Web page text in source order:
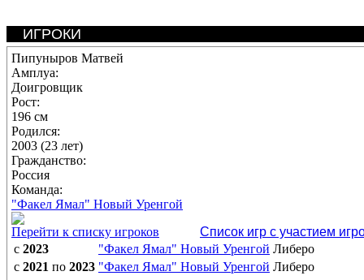
ИГРОКИ
Пипуныров Матвей
Амплуа:
Доигровщик
Рост:
196 см
Родился:
2003 (23 лет)
Гражданство:
Россия
Команда:
"Факел Ямал" Новый Уренгой
Перейти к списку игроков
Список игр с участием
с 2023 "Факел Ямал" Новый Уренгой Либеро
с 2021 по 2023 "Факел Ямал" Новый Уренгой Либеро